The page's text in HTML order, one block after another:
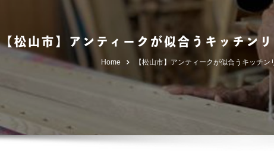
【松山市】アンティークが似合うキッチン
Home 【松山市】アンティークが似合うキッチ